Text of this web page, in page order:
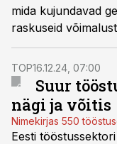
mida kujundavad
raskuseid
sõnul võib just
lipulaev.
TOP16.12.24, 07:00
Suur
nägi ja võitis
Nimekirjas 550
Eesti